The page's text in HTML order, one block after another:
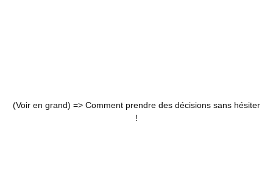
(Voir en grand) => Comment prendre des décisions sans hésiter
!